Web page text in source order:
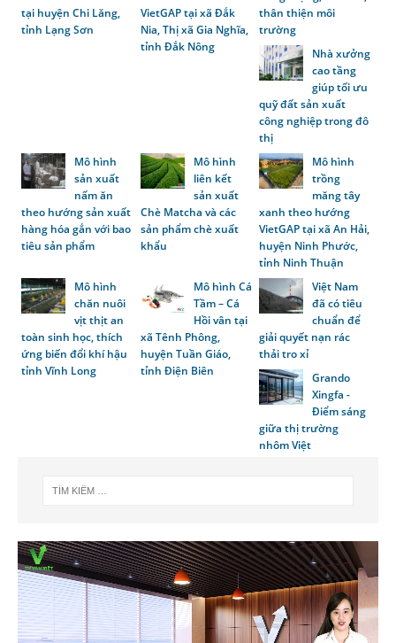
tại huyện Chi Lăng,
tỉnh Lạng Sơn
VietGAP tại xã Đắk
Nia, Thị xã Gia Nghĩa,
tỉnh Đắk Nông
thân thiện môi
trường
Nhà xưởng
cao tầng
giúp tối ưu
quỹ đất sản xuất
công nghiệp trong đô
thị
Mô hình
sản xuất
nấm ăn
theo hướng sản xuất
hàng hóa gắn với bao
tiêu sản phẩm
Mô hình
liên kết
sản xuất
Chè Matcha và các
sản phẩm chè xuất
khẩu
Mô hình
trồng
măng tây
xanh theo hướng
VietGAP tại xã An Hải,
huyện Ninh Phước,
tỉnh Ninh Thuận
Mô hình
chăn nuôi
vịt thịt an
toàn sinh học, thích
ứng biến đổi khí hậu
tỉnh Vĩnh Long
Mô hình Cá
Tầm – Cá
Hồi vân tại
xã Tênh Phông,
huyện Tuần Giáo,
tỉnh Điện Biên
Việt Nam
đã có tiêu
chuẩn để
giải quyết nạn rác
thải tro xỉ
Grando
Xingfa -
Điểm sáng
giữa thị trường
nhôm Việt